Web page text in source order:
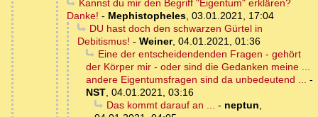
Kannst du mir den Begriff "Eigentum" erklären?
Danke! - Mephistopheles, 03.01.2021, 17:04
DU hast doch den schwarzen Gürtel in
Debitismus! - Weiner, 04.01.2021, 01:36
Eine der entscheidendenden Fragen - gehört
der Körper mir - oder sind die Gedanken meine ...
andere Eigentumsfragen sind da unbedeutend ... -
NST, 04.01.2021, 03:16
Das kommt darauf an ... - neptun,